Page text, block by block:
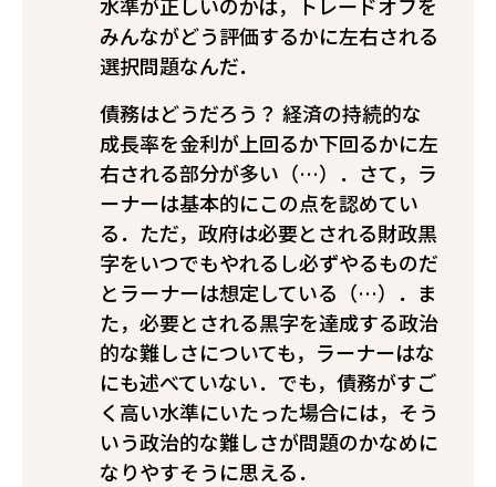
みんながどう評価するかに左右される
選択問題なんだ．
債務はどうだろう？ 経済の持続的な
成長率を金利が上回るか下回るかに左
右される部分が多い（…）．さて，ラ
ーナーは基本的にこの点を認めてい
る．ただ，政府は必要とされる財政黒
字をいつでもやれるし必ずやるものだ
とラーナーは想定している（…）．ま
た，必要とされる黒字を達成する政治
的な難しさについても，ラーナーはな
にも述べていない．でも，債務がすご
く高い水準にいたった場合には，そう
いう政治的な難しさが問題のかなめに
なりやすそうに思える．